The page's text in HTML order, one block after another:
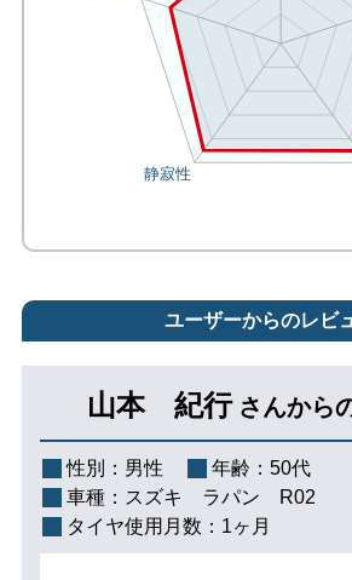
ユーザーからのレビ
山本 紀行 さんから
性別： 男性 年齢： 50代
車種： スズキ ラパン R02
タイヤ使用月数： 1ヶ月